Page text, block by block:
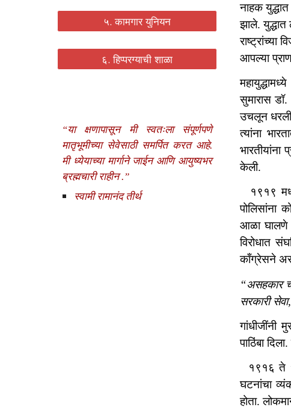
५. कामगार युनियन
६. हिप्परग्याची शाळा
“या क्षणापासून मी स्वतःला संपूर्णपणे
मातृभूमीच्या सेवेसाठी समर्पित करत आहे.
मी ध्येयाच्या मार्गाने जाईन आणि आयुष्यभर
ब्रह्मचारी राहीन .”
स्वामी रामानंद तीर्थ
नाहक
झाले. युद्धात
राष्ट्रांच्या
आपल्या
सुमारास
उचलून
त्यांना
केली.
१९१९
पोलिसांना
आळा घालणे
विरोधात
काँग्रेसने
“असहकार
सरकारी
गांधीजींनी
पाठिंबा
१९१६ ते
घटनांचा
होता.